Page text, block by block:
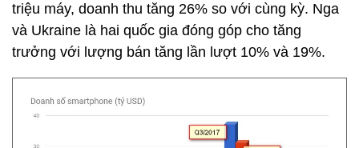
triệu máy, doanh thu tăng 26% so với cùng kỳ. Nga
và Ukraine là hai quốc gia đóng góp cho tăng
trưởng với lượng bán tăng lần lượt 10% và 19%.